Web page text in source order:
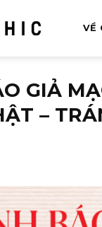
VỀ
GIẢ
–